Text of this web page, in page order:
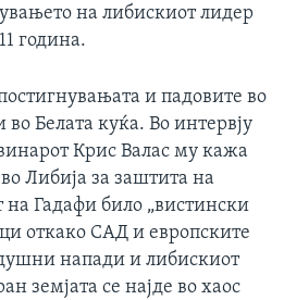
на либискиот лидер
година.
и падовите во
Белата куќа. Во интервју
Крис Валас му кажа
Либија за заштита на
Гадафи било „вистински
откако САД и европските
напади и либискиот
земјата се најде во хаос